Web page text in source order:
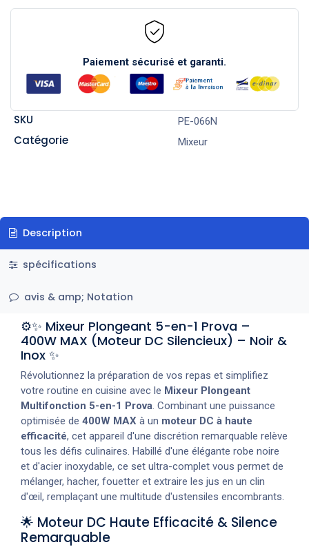
Paiement sécurisé et garanti.
SKU PE-066N
Catégorie Mixeur
Description
spécifications
avis & amp; Notation
⚙️✨ Mixeur Plongeant 5-en-1 Prova –
400W MAX (Moteur DC Silencieux) – Noir &
Inox ✨
Révolutionnez la préparation de vos repas et simplifiez
votre routine en cuisine avec le Mixeur Plongeant
Multifonction 5-en-1 Prova. Combinant une puissance
optimisée de 400W MAX à un moteur DC à haute
efficacité, cet appareil d'une discrétion remarquable relève
tous les défis culinaires. Habillé d'une élégante robe noire
et d'acier inoxydable, ce set ultra-complet vous permet de
mélanger, hacher, fouetter et extraire les jus en un clin
d'œil, remplaçant une multitude d'ustensiles encombrants.
🌟 Moteur DC Haute Efficacité & Silence
Remarquable